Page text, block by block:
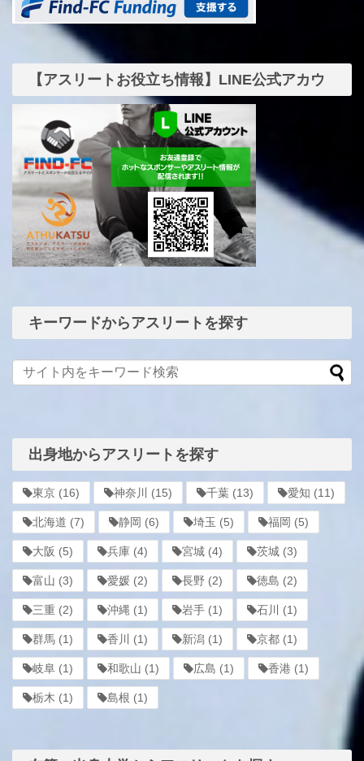
【アスリートお役立ち情報】LINE公式アカウ
キーワードからアスリートを探す
出身地からアスリートを探す
東京 (16) 神奈川 (15) 千葉 (13) 愛知 (11)
北海道 (7) 静岡 (6) 埼玉 (5) 福岡 (5)
大阪 (5) 兵庫 (4) 宮城 (4) 茨城 (3)
富山 (3) 愛媛 (2) 長野 (2) 徳島 (2)
三重 (2) 沖縄 (1) 岩手 (1) 石川 (1)
群馬 (1) 香川 (1) 新潟 (1) 京都 (1)
岐阜 (1) 和歌山 (1) 広島 (1) 香港 (1)
栃木 (1) 島根 (1)